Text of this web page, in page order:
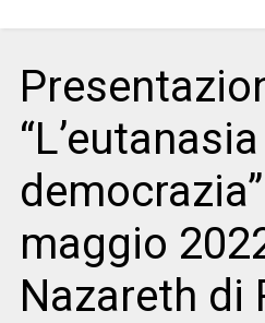
maggio
Nazareth di